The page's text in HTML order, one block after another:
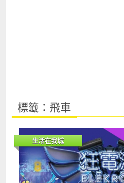
標籤：飛車
生活在我城